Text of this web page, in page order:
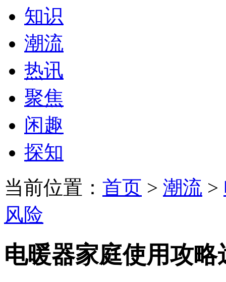
知识
潮流
热讯
聚焦
闲趣
探知
当前位置： 首页 > 潮流 >
风险
电暖器家庭使用攻